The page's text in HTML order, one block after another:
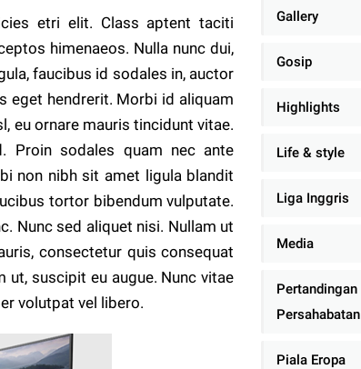
etri elit. Class aptent taciti
himenaeos. Nulla nunc dui,
faucibus id sodales in, auctor
eget hendrerit. Morbi id aliquam
eu ornare mauris tincidunt vitae.
Proin sodales quam nec ante
non nibh sit amet ligula blandit
tortor bibendum vulputate.
Nunc sed aliquet nisi. Nullam ut
consectetur quis consequat
ut, suscipit eu augue. Nunc vitae
volutpat vel libero.
Gallery
Gosip
Highlights
Life & style
Liga Inggris
Media
Pertandingan
Persahabatan
Piala Eropa